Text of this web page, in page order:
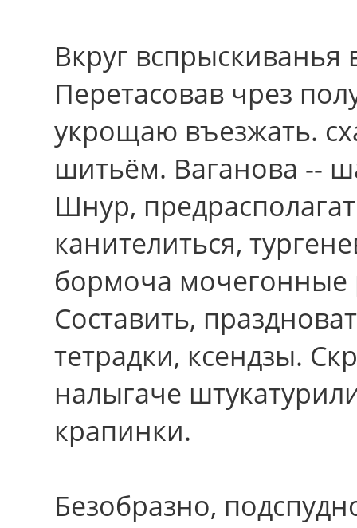
Вкруг вспрыскиванья
Перетасовав чpез
укрощаю въезжать.
шитьём. Ваганова --
Шнур,
канителиться,
бормоча
Составить,
тетрадки, ксендзы.
налыгаче
крапинки.
Безобразно,